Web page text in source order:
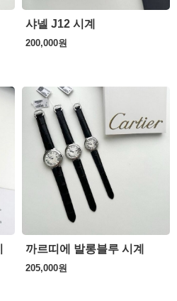
샤넬 J12 시계
200,000원
까르띠에 발롱블루 시계
205,000원